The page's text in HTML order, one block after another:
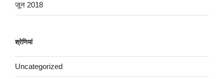
जून 2018
श्रेणियां
Uncategorized